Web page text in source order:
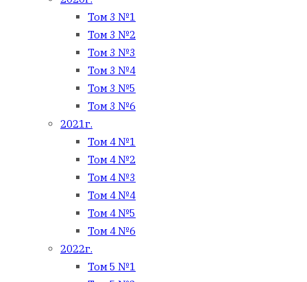
Том 3 №1
Том 3 №2
Том 3 №3
Том 3 №4
Том 3 №5
Том 3 №6
2021г.
Том 4 №1
Том 4 №2
Том 4 №3
Том 4 №4
Том 4 №5
Том 4 №6
2022г.
Том 5 №1